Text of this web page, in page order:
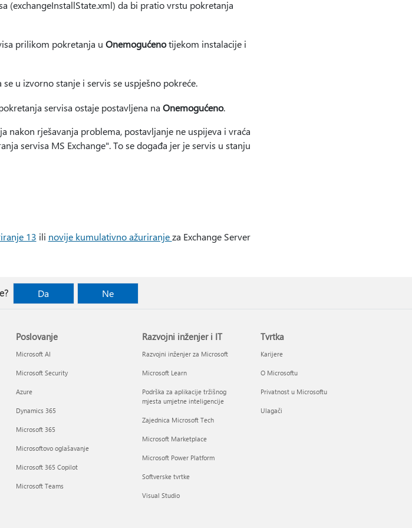
(exchangeInstallState.xml) da bi pratio vrstu pokretanja
prilikom pokretanja u Onemogućenotijekom instalacije i
u izvorno stanje i servis se uspješno pokreće.
servisa ostaje postavljena na Onemogućeno.
nakon rješavanja problema, postavljanje ne uspijeva i vraća
servisa MS Exchange". To se događa jer je servis u stanju
13 ili novije kumulativno ažuriranjeza Exchange Server
Da Ne
Poslovanje
Microsoft AI
Microsoft Security
Azure
Dynamics 365
Microsoft 365
Microsoftovo oglašavanje
Microsoft 365 Copilot
Microsoft Teams
Razvojni inženjer i IT
Razvojni inženjer za Microsoft
Microsoft Learn
Podrška za aplikacije tržišnog
mjesta umjetne inteligencije
Zajednica Microsoft Tech
Microsoft Marketplace
Microsoft Power Platform
Softverske tvrtke
Visual Studio
Tvrtka
Karijere
O Microsoftu
Privatnost u Microsoftu
Ulagači